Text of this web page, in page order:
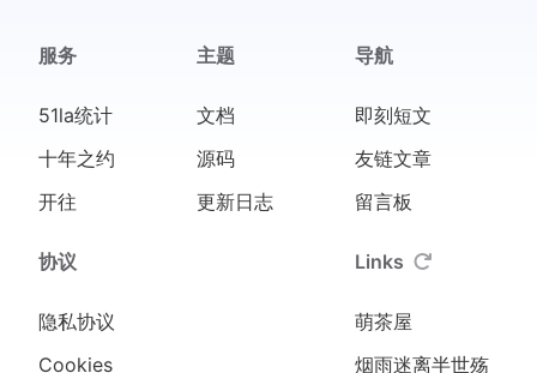
服务
51la统计
十年之约
开往
主题
文档
源码
更新日志
导航
即刻短文
友链文章
留言板
协议
隐私协议
Cookies
Links
萌茶屋
烟雨迷离半世殇